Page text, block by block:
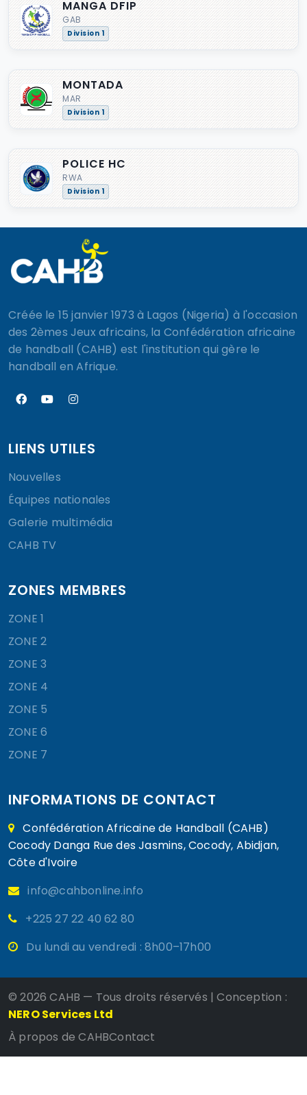
MANGA DFIP
GAB
Division 1
MONTADA
MAR
Division 1
POLICE HC
RWA
Division 1
Créée le 15 janvier 1973 à Lagos (Nigeria) à l'occasion
des 2èmes Jeux africains, la Confédération africaine
de handball (CAHB) est l'institution qui gère le
handball en Afrique.
LIENS UTILES
Nouvelles
Équipes nationales
Galerie multimédia
CAHB TV
ZONES MEMBRES
ZONE 1
ZONE 2
ZONE 3
ZONE 4
ZONE 5
ZONE 6
ZONE 7
INFORMATIONS DE CONTACT
Confédération Africaine de Handball (CAHB)
Cocody Danga Rue des Jasmins, Cocody, Abidjan,
Côte d'Ivoire
info@cahbonline.info
+225 27 22 40 62 80
Du lundi au vendredi : 8h00–17h00
©2026 CAHB — Tous droits réservés | Conception :
NERO Services Ltd
À propos de CAHBContact